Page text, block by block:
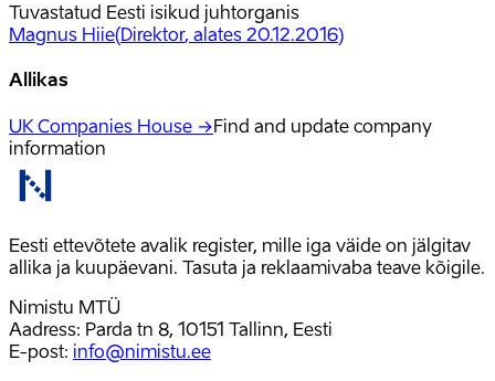
Tuvastatud Eesti isikud juhtorganis
Magnus Hiie(Direktor, alates 20.12.2016)
Allikas
UK Companies House →Find and update company
information
Eesti ettevõtete avalik register, mille iga väide on jälgitav
allika ja kuupäevani. Tasuta ja reklaamivaba teave kõigile.
Nimistu MTÜ
Aadress: Parda tn 8, 10151 Tallinn, Eesti
E-post: info@nimistu.ee